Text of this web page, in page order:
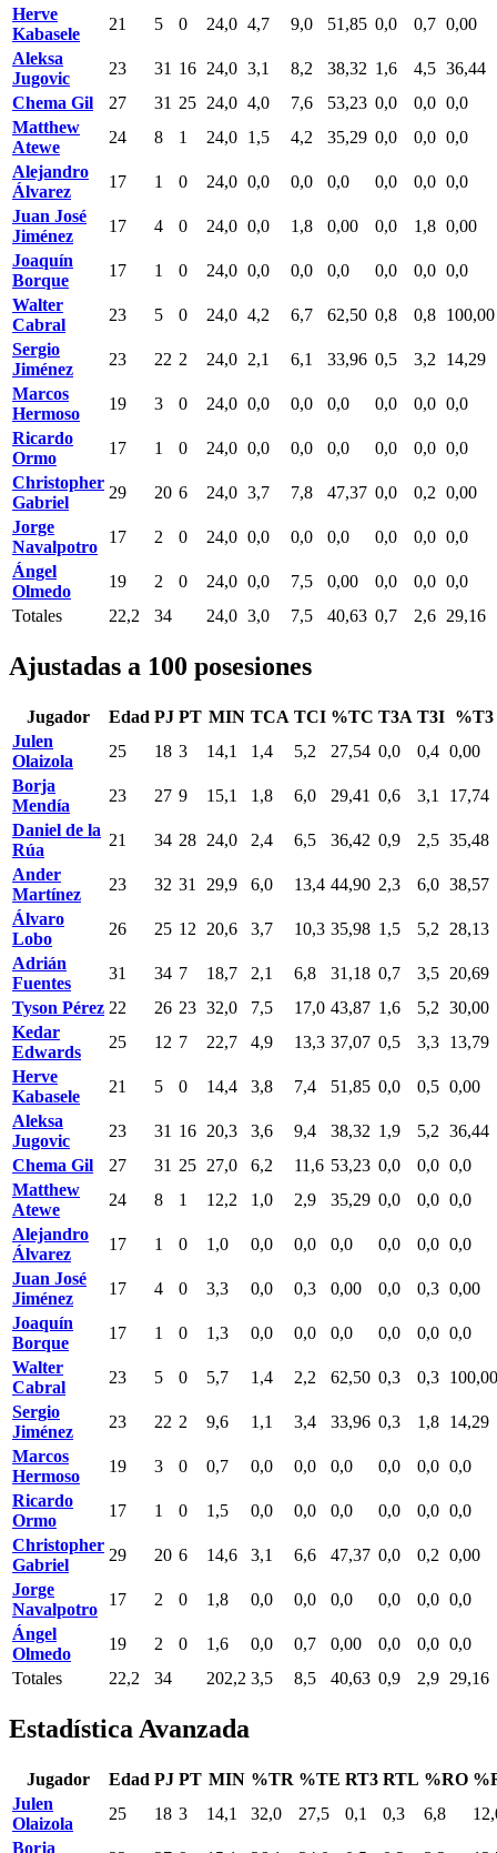
Herve
Kabasele
21 5 0 24,0 4,7 9,0 51,85 0,0 0,7 0,00
Aleksa
Jugovic
23 31 16 24,0 3,1 8,2 38,32 1,6 4,5 36,44
Chema Gil
27 31 25 24,0 4,0 7,6 53,23 0,0 0,0 0,0
Matthew
Atewe
24 8 1 24,0 1,5 4,2 35,29 0,0 0,0 0,0
Alejandro
Álvarez
17 1 0 24,0 0,0 0,0 0,0 0,0 0,0 0,0
Juan José
Jiménez
17 4 0 24,0 0,0 1,8 0,00 0,0 1,8 0,00
Joaquín
Borque
17 1 0 24,0 0,0 0,0 0,0 0,0 0,0 0,0
Walter
Cabral
23 5 0 24,0 4,2 6,7 62,50 0,8 0,8 100,00
Sergio
Jiménez
23 22 2 24,0 2,1 6,1 33,96 0,5 3,2
14,29
Marcos
Hermoso
19 3 0 24,0 0,0 0,0 0,0 0,0 0,0 0,0
Ricardo
Ormo
17 1 0 24,0 0,0 0,0 0,0 0,0 0,0 0,0
Christopher
Gabriel
29 20 6 24,0 3,7 7,8 47,37 0,0 0,2 0,00
Jorge
Navalpotro
17 2 0 24,0 0,0 0,0 0,0 0,0 0,0 0,0
Ángel
Olmedo
19 2 0 24,0 0,0 7,5 0,00 0,0 0,0 0,0
Totales
22,2 34 24,0 3,0 7,5 40,63 0,7 2,6 29,16
Ajustadas a 100 posesiones
Jugador Edad PJ PT MIN TCA TCI %TC T3A T3I %T3
Julen
Olaizola
25 18 3 14,1 1,4 5,2 27,54 0,0 0,4 0,00
Borja
Mendía
23 27 9 15,1 1,8 6,0 29,41 0,6 3,1
17,74
Daniel de la
Rúa
21 34 28 24,0 2,4 6,5 36,42 0,9 2,5 35,48
Ander
Martínez
23 32 31 29,9 6,0 13,4 44,90 2,3 6,0 38,57
Álvaro
Lobo
26 25 12 20,6 3,7 10,3 35,98 1,5 5,2
28,13
Adrián
Fuentes
31 34 7 18,7 2,1 6,8 31,18 0,7 3,5 20,69
Tyson Pérez 22 26 23 32,0 7,5 17,0 43,87 1,6 5,2 30,00
Kedar
Edwards
25 12 7 22,7 4,9 13,3 37,07 0,5 3,3 13,79
Herve
Kabasele
21 5 0 14,4 3,8 7,4 51,85 0,0 0,5 0,00
Aleksa
Jugovic
23 31 16 20,3 3,6 9,4 38,32 1,9 5,2 36,44
Chema Gil
27 31 25 27,0 6,2 11,6 53,23 0,0 0,0 0,0
Matthew
Atewe
24 8 1 12,2 1,0 2,9 35,29 0,0 0,0 0,0
Alejandro
Álvarez
17 1 0 1,0 0,0 0,0 0,0 0,0 0,0 0,0
Juan José
Jiménez
17 4 0 3,3 0,0 0,3 0,00 0,0 0,3 0,00
Joaquín
Borque
17 1 0 1,3 0,0 0,0 0,0 0,0 0,0 0,0
Walter
Cabral
23 5 0 5,7 1,4 2,2 62,50 0,3 0,3 100,00
Sergio
Jiménez
23 22 2 9,6 1,1 3,4 33,96 0,3 1,8 14,29
Marcos
Hermoso
19 3 0 0,7 0,0 0,0 0,0 0,0 0,0 0,0
Ricardo
Ormo
17 1 0 1,5 0,0 0,0 0,0 0,0 0,0 0,0
Christopher
Gabriel
29 20 6 14,6 3,1 6,6 47,37 0,0 0,2 0,00
Jorge
Navalpotro
17 2 0 1,8 0,0 0,0 0,0 0,0 0,0 0,0
Ángel
Olmedo
19 2 0 1,6 0,0 0,7 0,00 0,0 0,0 0,0
Totales
22,2 34 202,2 3,5 8,5 40,63 0,9 2,9 29,16
Estadística Avanzada
Jugador Edad PJ PT MIN %TR %TE RT3 RTL %RO
Julen
Olaizola
25 18 3 14,1 32,0 27,5 0,1 0,3 6,8
Borja